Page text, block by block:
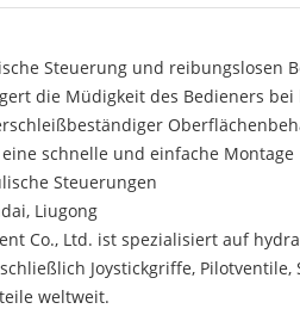
Steuerung und reibungslosen
die Müdigkeit des Bedieners bei
schnelle und einfache Montage
Steuerungen
Liugong
Co., Ltd. ist spezialisiert auf
Joystickgriffe,
weltweit.